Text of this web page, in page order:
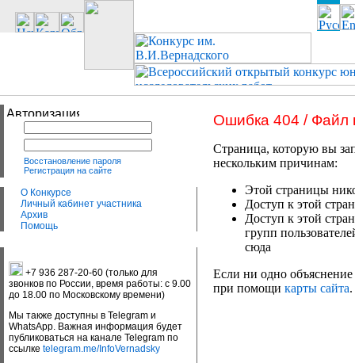
Восстановление пароля
Регистрация на сайте
О Конкурсе
Личный кабинет участника
Архив
Помощь
+7 936 287-20-60 (только для
звонков по России, время работы: с 9.00
до 18.00 по Московскому времени)
Мы также доступны в Telegram и
WhatsApp. Важная информация будет
публиковаться на канале Telegram по
ссылке telegram.me/InfoVernadsky
Ошибка 404 / Файл
Страница, которую вы
нескольким причинам:
Этой страницы
Доступ к этой
Доступ к этой
групп
сюда
Если ни одно объяснение
при помощи карты сайта.